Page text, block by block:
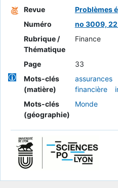
Revue
Problèmes
Numéro
no 3009,
Rubrique /
Thématique
Finance
Page
33
Mots-clés
(matière)
assurances
financière
Mots-clés
(géographie)
Monde